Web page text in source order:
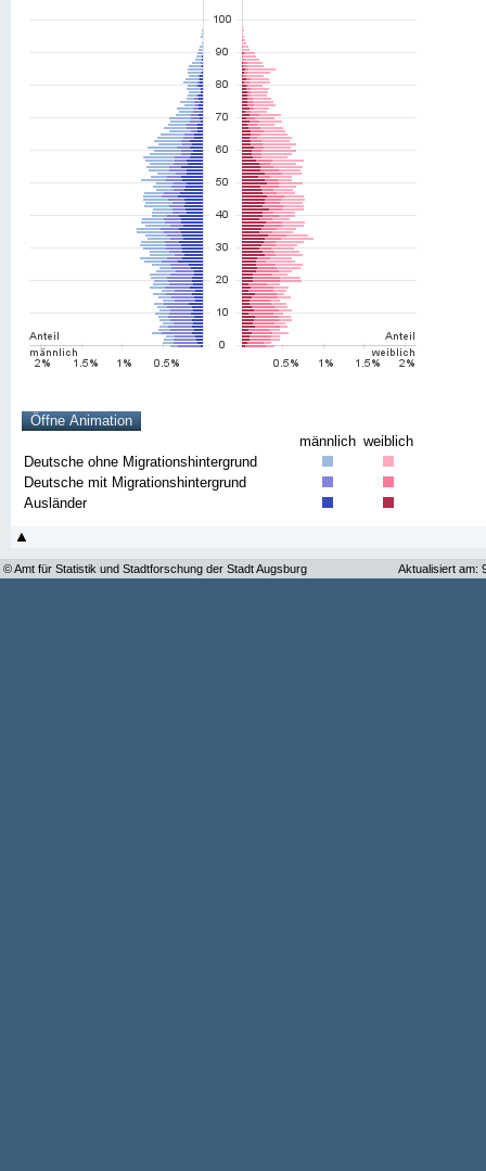
männlich weiblich
Deutsche ohne Migrationshintergrund
Deutsche mit Migrationshintergrund
Ausländer
© Amt für Statistik und Stadtforschung der Stadt Augsburg Aktualisiert am: